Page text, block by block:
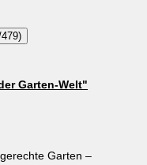
sowie des
von Pflanzen-Kölle
der Gemeinde
Garten-Welt"
Garten –